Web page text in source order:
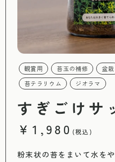
観賞用 苔玉の補修 盆栽
苔テラリウム
ジオラマ
すぎごけサ
￥1,980 (税込)
粉末状の苔をまいて水を